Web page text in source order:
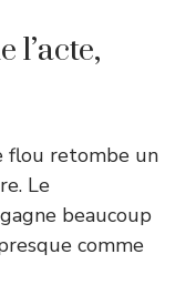
l’acte,
flou retombe un
Le
beaucoup
comme